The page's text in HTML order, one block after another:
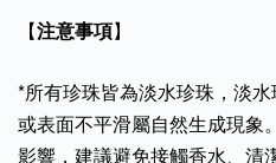
【注意事項】
*所有珍珠皆為淡水珍珠，淡
或表面不平滑屬自然生成現象
影響，建議避免接觸香水、清